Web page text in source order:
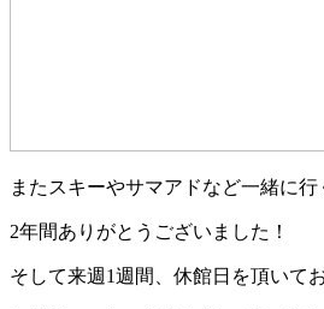
またスキーやサマアドなど一緒に
2年間ありがとうございました！
そして来週1週間、休館日を頂いて